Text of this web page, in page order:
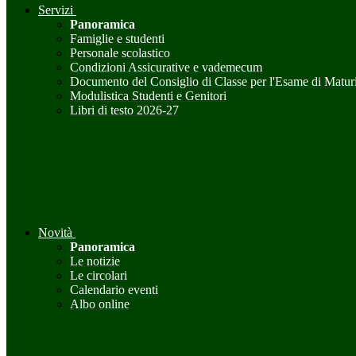
Servizi
Panoramica
Famiglie e studenti
Personale scolastico
Condizioni Assicurative e vademecum
Documento del Consiglio di Classe per l'Esame di
Modulistica Studenti e Genitori
Libri di testo 2026-27
Novità
Panoramica
Le notizie
Le circolari
Calendario eventi
Albo online